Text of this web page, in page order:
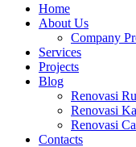
Home
About Us
Company
Services
Projects
Blog
Renovasi
Renovasi
Renovasi
Contacts